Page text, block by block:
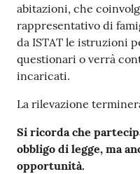
abitazioni, che
rappresentativo di
da ISTAT le istruzioni
questionari o verrà
incaricati.
La rilevazione
Si ricorda che
obbligo di legge, ma
opportunità.